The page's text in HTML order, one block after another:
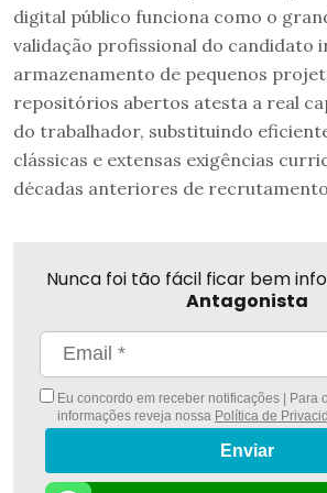
digital público funciona como o
validação profissional do candidato
armazenamento de pequenos
repositórios abertos atesta a real
do trabalhador, substituindo
clássicas e extensas exigências
décadas anteriores de
Nunca foi tão fácil ficar bem
Antagonista
Eu concordo em receber notificações | Para
informações reveja nossa Política de
Enviar